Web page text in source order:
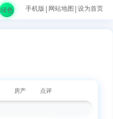
手机版 | 网站地图 |设为首页
绿色
房产 点评